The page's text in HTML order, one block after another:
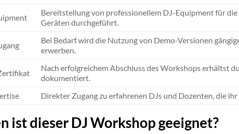
Bereitstellung von professionellem DJ-Equipment für
Geräten durchgeführt.
Bei Bedarf wird die Nutzung von Demo-Versionen
erwerben.
Nach erfolgreichem Abschluss des Workshops erhältst
dokumentiert.
Direkter Zugang zu erfahrenen DJs und Dozenten, die
ist dieser DJ Workshop geeignet?